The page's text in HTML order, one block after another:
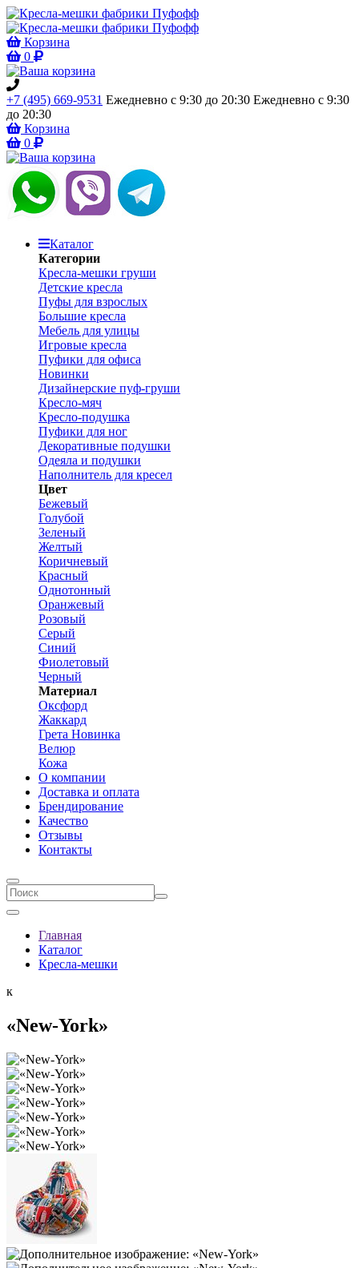
Корзина
0
+7 (495) 669-9531 Ежедневно с 9:30 до 20:30 Ежедневно с 9:30
до 20:30
Корзина
0
Каталог
Категории
Кресла-мешки груши
Детские кресла
Пуфы для взрослых
Большие кресла
Мебель для улицы
Игровые кресла
Пуфики для офиса
Новинки
Дизайнерские пуф-груши
Кресло-мяч
Кресло-подушка
Пуфики для ног
Декоративные подушки
Одеяла и подушки
Наполнитель для кресел
Цвет
Бежевый
Голубой
Зеленый
Желтый
Коричневый
Красный
Однотонный
Оранжевый
Розовый
Серый
Синий
Фиолетовый
Черный
Материал
Оксфорд
Жаккард
Грета Новинка
Велюр
Кожа
О компании
Доставка и оплата
Брендирование
Качеcтво
Отзывы
Контакты
Главная
Каталог
Кресла-мешки
к
«New-York»